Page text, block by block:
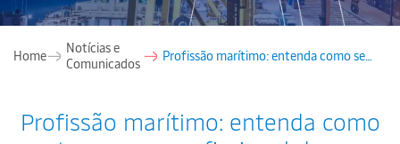
Home
Notícias e
Comunicados
Profissão marítimo: entenda como se
Profissão marítimo: entenda como